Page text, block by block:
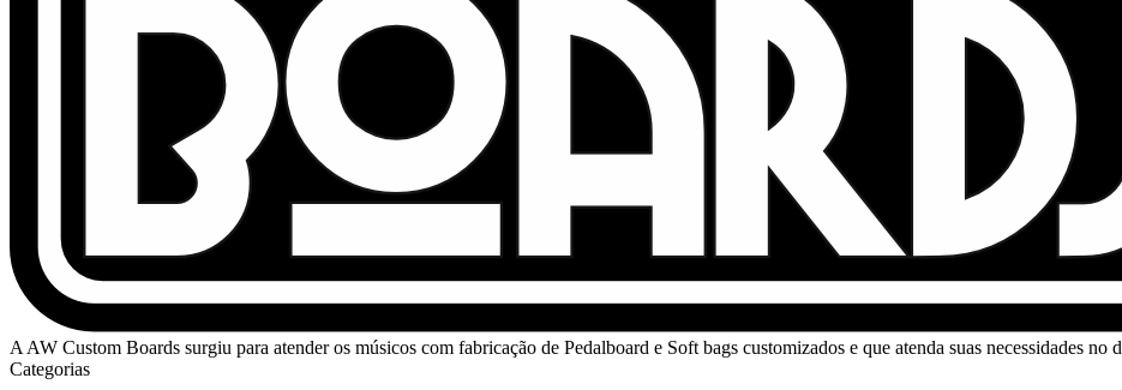
A AW Custom Boards surgiu para atender os músicos com fabricação de Pedalboard e Soft bags customizados e que atenda suas necessidades no
Categorias